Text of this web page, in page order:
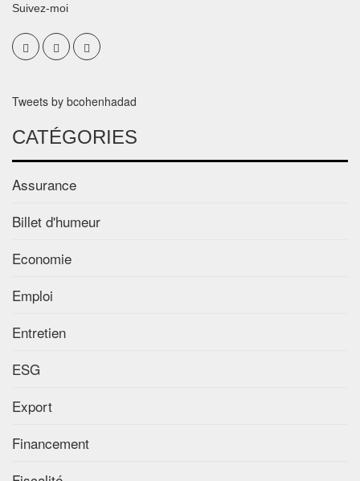
Suivez-moi
Tweets by bcohenhadad
CATÉGORIES
Assurance
Billet d'humeur
Economie
Emploi
Entretien
ESG
Export
Financement